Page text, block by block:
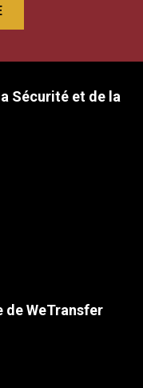
Sécurité et de la
de WeTransfer